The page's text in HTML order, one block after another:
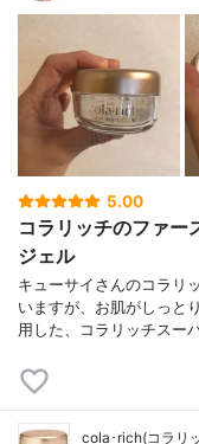
5.00
コラリッチのファー
ジェル
キューサイさんのコラリ
いますが、お肌がしっと
用した、コラリッチスー
cola･rich(コラリ